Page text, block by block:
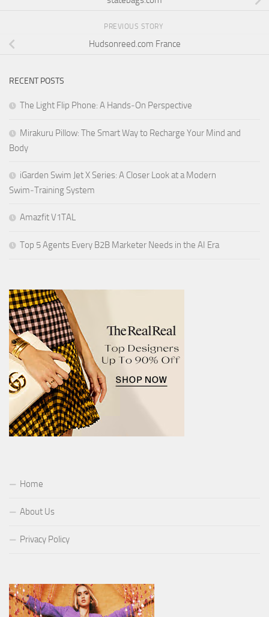
PREVIOUS STORY
Hudsonreed.com France
RECENT POSTS
The Light Flip Phone: A Hands‑On Perspective
Mirakuru Pillow: The Smart Way to Recharge Your Mind and
Body
iGarden Swim Jet X Series: A Closer Look at a Modern
Swim‑Training System
Amazfit V1TAL
Top 5 Agents Every B2B Marketer Needs in the AI Era
Home
About Us
Privacy Policy